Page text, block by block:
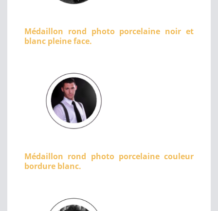
Médaillon rond photo porcelaine noir et
blanc pleine face.
Médaillon rond photo porcelaine couleur
bordure blanc.